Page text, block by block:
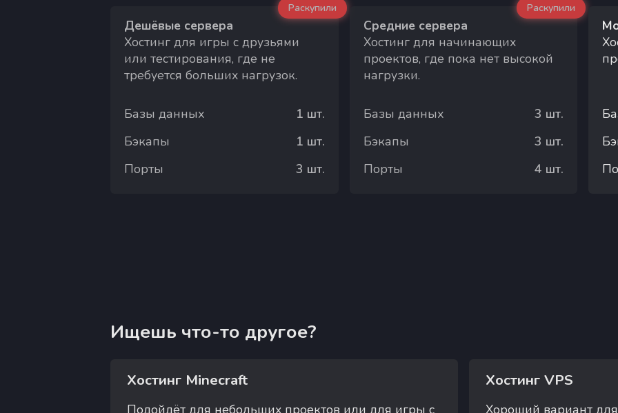
Дешёвые сервера
Хостинг для игры с друзьями
или тестирования, где не
требуется больших нагрузок.
Раскупили
Базы данных 1 шт.
Бэкапы
1 шт.
Порты
3 шт.
Средние сервера
Хостинг для начинающих
проектов, где пока нет высокой
нагрузки.
Раскупили
Базы данных 3 шт.
Бэкапы
3 шт.
Порты
4 шт.
Ищешь что-то другое?
Хостинг Minecraft Хостинг VPS